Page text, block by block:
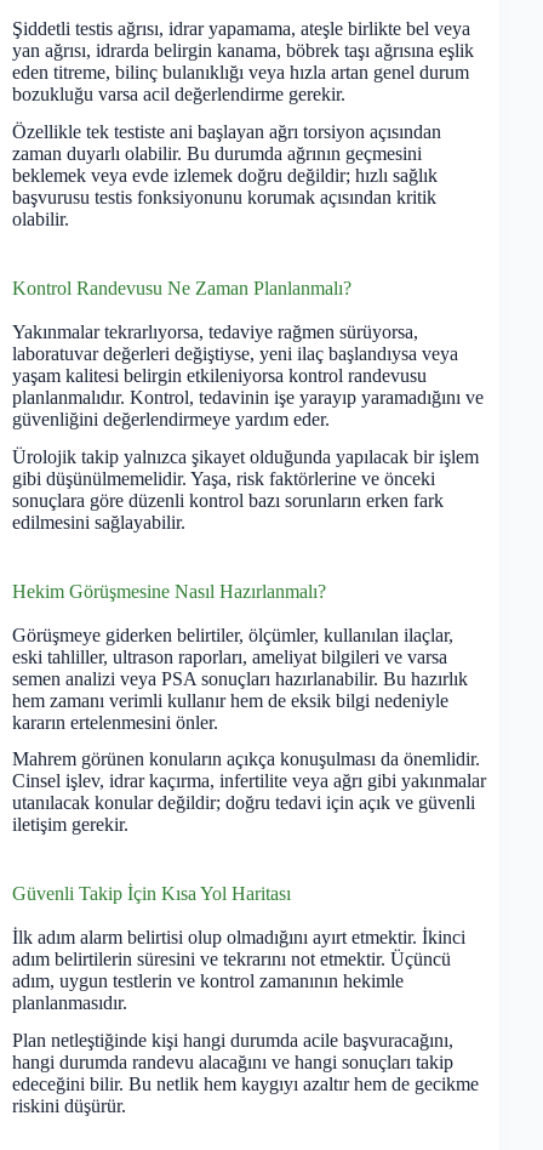
Şiddetli testis ağrısı, idrar yapamama, ateşle birlikte bel veya
yan ağrısı, idrarda belirgin kanama, böbrek taşı ağrısına eşlik
eden titreme, bilinç bulanıklığı veya hızla artan genel durum
bozukluğu varsa acil değerlendirme gerekir.
Özellikle tek testiste ani başlayan ağrı torsiyon açısından
zaman duyarlı olabilir. Bu durumda ağrının geçmesini
beklemek veya evde izlemek doğru değildir; hızlı sağlık
başvurusu testis fonksiyonunu korumak açısından kritik
olabilir.
Kontrol Randevusu Ne Zaman Planlanmalı?
Yakınmalar tekrarlıyorsa, tedaviye rağmen sürüyorsa,
laboratuvar değerleri değiştiyse, yeni ilaç başlandıysa veya
yaşam kalitesi belirgin etkileniyorsa kontrol randevusu
planlanmalıdır. Kontrol, tedavinin işe yarayıp yaramadığını ve
güvenliğini değerlendirmeye yardım eder.
Ürolojik takip yalnızca şikayet olduğunda yapılacak bir işlem
gibi düşünülmemelidir. Yaşa, risk faktörlerine ve önceki
sonuçlara göre düzenli kontrol bazı sorunların erken fark
edilmesini sağlayabilir.
Hekim Görüşmesine Nasıl Hazırlanmalı?
Görüşmeye giderken belirtiler, ölçümler, kullanılan ilaçlar,
eski tahliller, ultrason raporları, ameliyat bilgileri ve varsa
semen analizi veya PSA sonuçları hazırlanabilir. Bu hazırlık
hem zamanı verimli kullanır hem de eksik bilgi nedeniyle
kararın ertelenmesini önler.
Mahrem görünen konuların açıkça konuşulması da önemlidir.
Cinsel işlev, idrar kaçırma, infertilite veya ağrı gibi yakınmalar
utanılacak konular değildir; doğru tedavi için açık ve güvenli
iletişim gerekir.
Güvenli Takip İçin Kısa Yol Haritası
İlk adım alarm belirtisi olup olmadığını ayırt etmektir. İkinci
adım belirtilerin süresini ve tekrarını not etmektir. Üçüncü
adım, uygun testlerin ve kontrol zamanının hekimle
planlanmasıdır.
Plan netleştiğinde kişi hangi durumda acile başvuracağını,
hangi durumda randevu alacağını ve hangi sonuçları takip
edeceğini bilir. Bu netlik hem kaygıyı azaltır hem de gecikme
riskini düşürür.